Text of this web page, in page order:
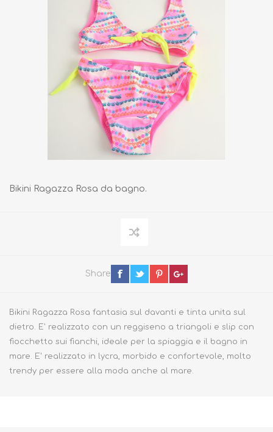
Bikini Ragazza Rosa da bagno.
Share
Bikini Ragazza Rosa fantasia sul davanti e tinta unita sul
dietro. E' realizzato con un reggiseno a triangoli e slip con
fiocchetto sui fianchi, ideale per la spiaggia e il bagno in
mare. E' realizzato in lycra, morbido e confortevole, molto
trendy per essere alla moda anche al mare.